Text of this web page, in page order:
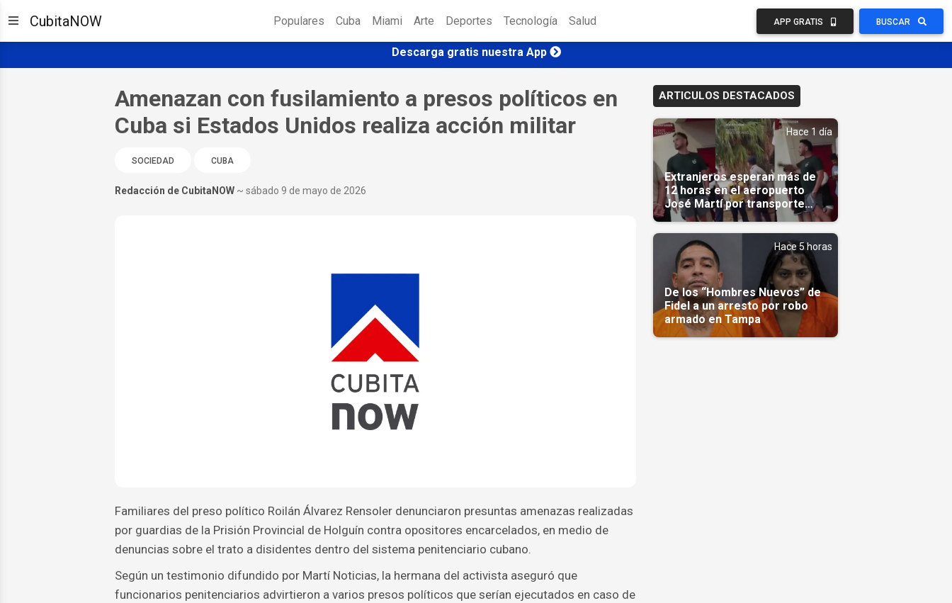
CubitaNOW Populares Cuba Miami Arte Deportes Tecnología Salud APP GRATIS BUSCAR
Descarga gratis nuestra App
Amenazan con fusilamiento a presos políticos en
Cuba si Estados Unidos realiza acción militar
SOCIEDAD CUBA
Redacción de CubitaNOW ~ sábado 9 de mayo de 2026
Familiares del preso político Roilán Álvarez Rensoler denunciaron presuntas amenazas realizadas
por guardias de la Prisión Provincial de Holguín contra opositores encarcelados, en medio de
denuncias sobre el trato a disidentes dentro del sistema penitenciario cubano.
Según un testimonio difundido por Martí Noticias, la hermana del activista aseguró que
funcionarios penitenciarios advirtieron a varios presos políticos que serían ejecutados en caso de
ARTICULOS DESTACADOS
Hace 1 día
Extranjeros esperan más de
12 horas en el aeropuerto
José Martí por transporte
reservado semanas
antes(Video)
Hace 5 horas
De los “Hombres Nuevos” de
Fidel a un arresto por robo
armado en Tampa